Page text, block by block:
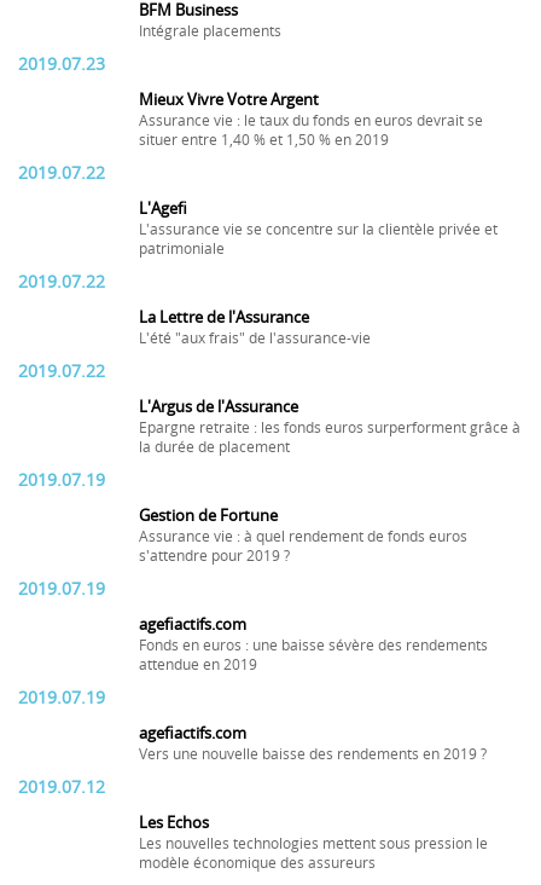
BFM Business
Intégrale placements
2019.07.23
Mieux Vivre Votre Argent
Assurance vie : le taux du fonds en euros devrait se
situer entre 1,40 % et 1,50 % en 2019
2019.07.22
L'Agefi
L'assurance vie se concentre sur la clientèle privée et
patrimoniale
2019.07.22
La Lettre de l'Assurance
L'été "aux frais" de l'assurance-vie
2019.07.22
L'Argus de l'Assurance
Epargne retraite : les fonds euros surperforment grâce à
la durée de placement
2019.07.19
Gestion de Fortune
Assurance vie : à quel rendement de fonds euros
s'attendre pour 2019 ?
2019.07.19
agefiactifs.com
Fonds en euros : une baisse sévère des rendements
attendue en 2019
2019.07.19
agefiactifs.com
Vers une nouvelle baisse des rendements en 2019 ?
2019.07.12
Les Echos
Les nouvelles technologies mettent sous pression le
modèle économique des assureurs